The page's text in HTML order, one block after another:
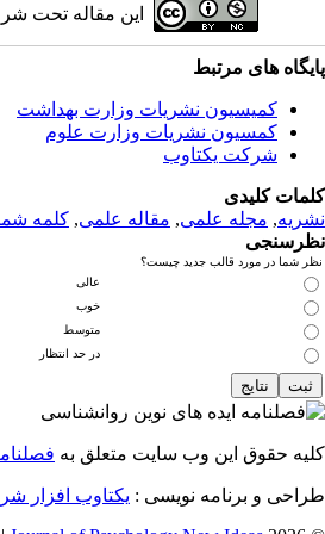
این مقاله تحت
پایگاه های مرتبط
کمیسیون نشریات وزارت بهداشت
کمسیون نشریات وزارت علوم
شرکت یکتاوب
کلمات کلیدی
نشریه, مجله علمی, مقاله علمی, کلمه
نظرسنجی
نظر شما در مورد قالب جدید چیست؟
عالی
خوب
متوسط
در حد انتظار
کلیه حقوق این وب سایت متعلق به
طراحی و برنامه نویسی : یکتاوب افزار